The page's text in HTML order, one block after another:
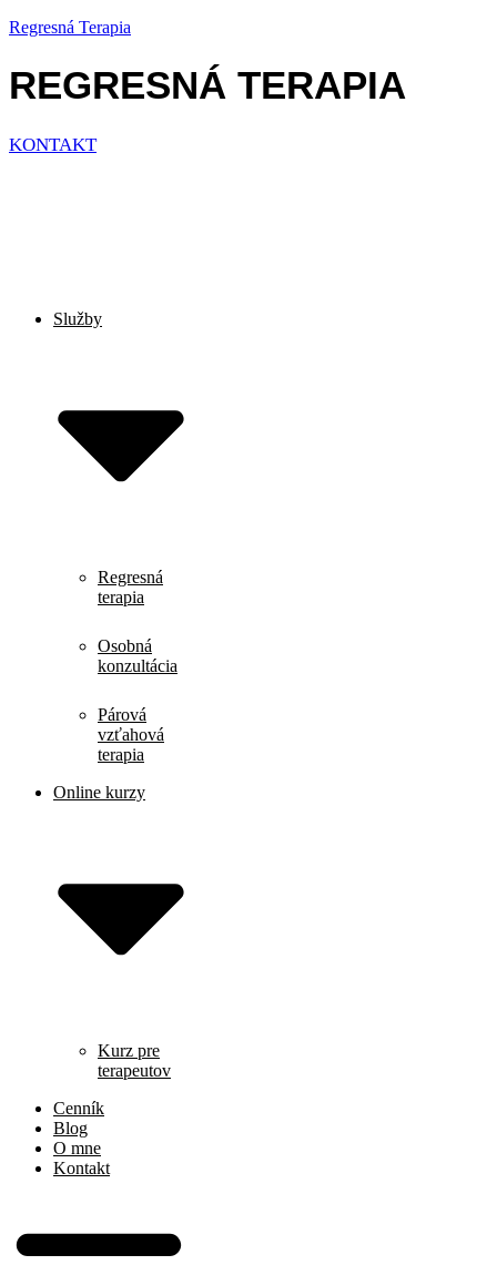
Regresná Terapia
REGRESNÁ TERAPIA
KONTAKT
Služby
Regresná
terapia
Osobná
konzultácia
Párová
vzťahová
terapia
Online kurzy
Kurz pre
terapeutov
Cenník
Blog
O mne
Kontakt